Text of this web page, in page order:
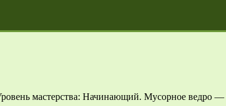
мастерства: Начинающий. Мусорное ведро